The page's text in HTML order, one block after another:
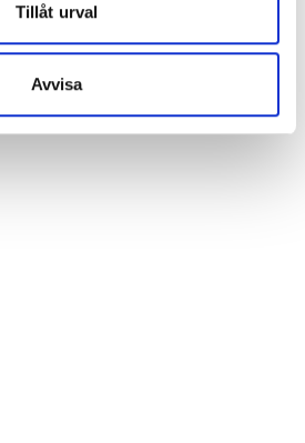
Tillåt urval
Avvisa